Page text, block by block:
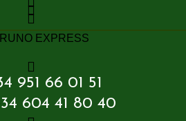
EXPRESS
951 66 01 51
604 41 80 40